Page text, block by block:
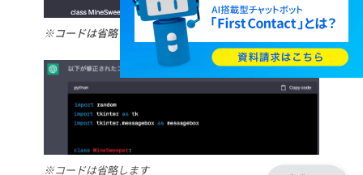
※コードは省略します
※コードは省略します